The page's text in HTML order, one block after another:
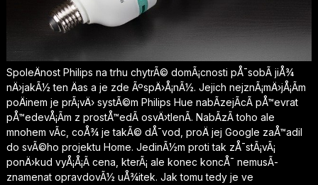
SpoleÄnost Philips na trhu chytrÃ© domÃ¡cnosti pÅ¯sobÃ­ jiÅ¾
nÄ›jakÃ½ ten Äas a je zde ÃºspÄ›Å¡nÃ½. Jejich nejznÃ¡mÄ›jÅ¡Ã­m
poÄinem je prÃ¡vÄ› systÃ©m Philips Hue nabÃ­zejÃ­cÃ­ pÅ™evrat
pÅ™edevÅ¡Ã­m z prostÅ™edÃ­ osvÄ›tlenÃ­. NabÃ­zÃ­ toho ale
mnohem vÃ­c, coÅ¾ je takÃ© dÅ¯vod, proÄ jej Google zaÅ™adil
do svÃ©ho projektu Home. JedinÃ½m proti tak zÅ¯stÃ¡vÃ¡
ponÄ›kud vyÅ¡Å¡Ã­ cena, kterÃ¡ ale konec koncÅ¯ nemusÃ­
znamenat opravdovÃ½ uÅ¾itek. Jak tomu tedy je ve